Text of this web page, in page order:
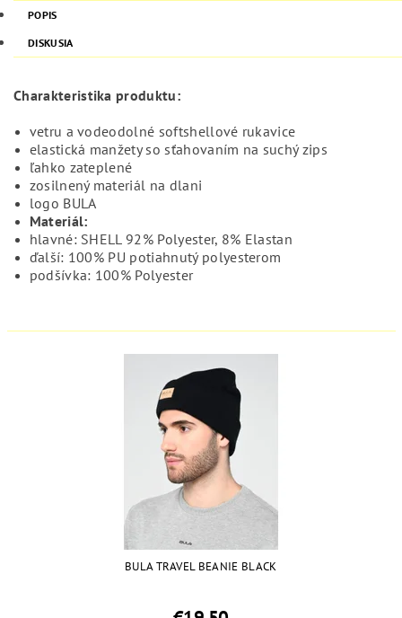
POPIS
DISKUSIA
Charakteristika produktu:
vetru a vodeodolné softshellové rukavice
elastická manžety so sťahovaním na suchý zips
ľahko zateplené
zosilnený materiál na dlani
logo BULA
Materiál:
hlavné: SHELL 92% Polyester, 8% Elastan
ďalší: 100% PU potiahnutý polyesterom
podšívka: 100% Polyester
BULA TRAVEL BEANIE BLACK